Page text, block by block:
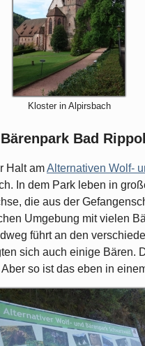
Kloster in Alpirsbach
Bad
Halt amAlternativen Wolf-
In dem Park leben in
die aus der
Umgebung mit vielen
führt an den
sich auch einige Bären.
so ist das eben in